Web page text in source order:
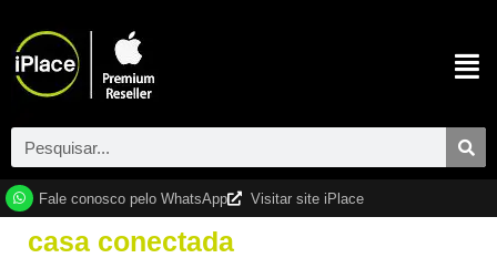
Fale conosco pelo WhatsApp Visitar site iPlace
casa conectada